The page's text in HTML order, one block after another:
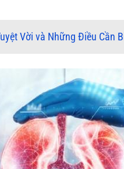
Vời và Những Điều Cần